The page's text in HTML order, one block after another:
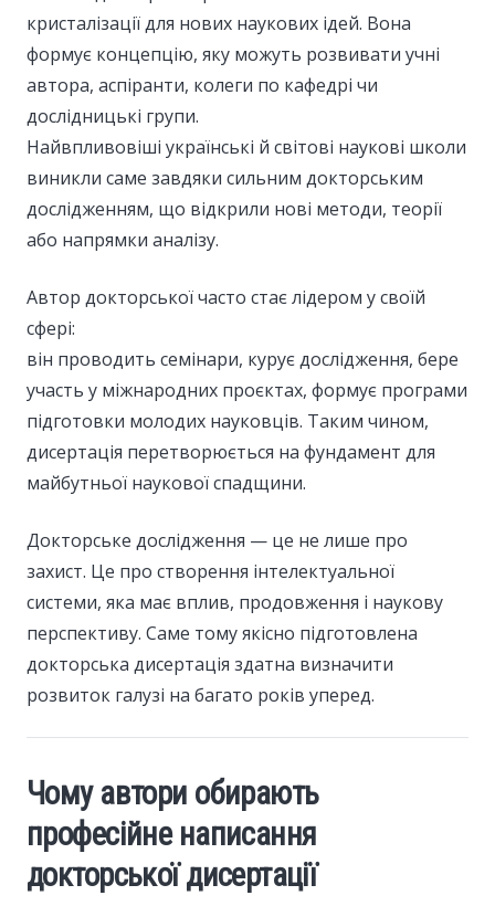
кристалізації для нових наукових ідей. Вона
формує концепцію, яку можуть розвивати учні
автора, аспіранти, колеги по кафедрі чи
дослідницькі групи.
Найвпливовіші українські й світові наукові школи
виникли саме завдяки сильним докторським
дослідженням, що відкрили нові методи, теорії
або напрямки аналізу.
Автор докторської часто стає лідером у своїй
сфері:
він проводить семінари, курує дослідження, бере
участь у міжнародних проєктах, формує програми
підготовки молодих науковців. Таким чином,
дисертація перетворюється на фундамент для
майбутньої наукової спадщини.
Докторське дослідження — це не лише про
захист. Це про створення інтелектуальної
системи, яка має вплив, продовження і наукову
перспективу. Саме тому якісно підготовлена
докторська дисертація здатна визначити
розвиток галузі на багато років уперед.
Чому автори обирають
професійне написання
докторської дисертації